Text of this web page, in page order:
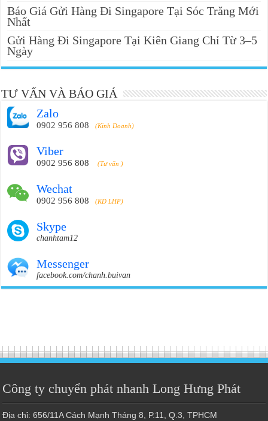
Báo Giá Gửi Hàng Đi Singapore Tại Sóc Trăng Mới
Nhất
Gửi Hàng Đi Singapore Tại Kiên Giang Chỉ Từ 3–5
Ngày
TƯ VẤN VÀ BÁO GIÁ
Zalo
0902 956 808 (Kinh Doanh)
Viber
0902 956 808 (Tư vấn )
Wechat
0902 956 808 (KD LHP)
Skype
chanhtam12
Messenger
facebook.com/chanh.buivan
Công ty chuyển phát nhanh Long Hưng Phát
Địa chỉ: 656/11A Cách Mạnh Tháng 8, P.11, Q.3, TPHCM